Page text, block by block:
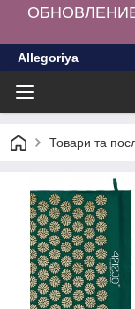
Allegoriya
Товари та